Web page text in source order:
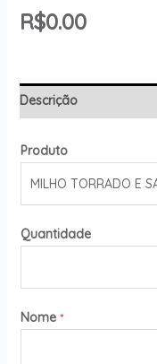
R$0.00
Descrição
Produto
Quantidade
Nome *